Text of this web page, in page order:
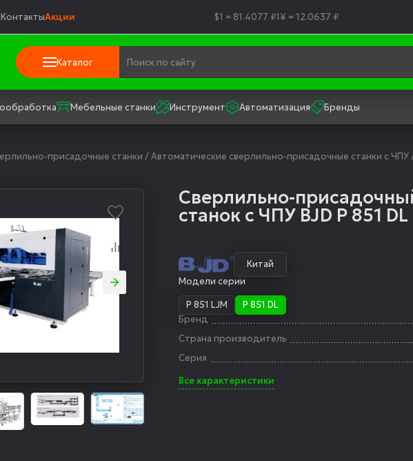
КонтактыАкции $1 = 81.4077 ₽1¥ = 12.0637 ₽
Каталог
Мебельные станки Инструмент Автоматизация Бренды
присадочные станки /Автоматические сверлильно-присадочные станки с ЧПУ
Сверлильно-
станок с ЧПУ BJD P 851 DL
Китай
Модели серии
P 851 LJM
P 851 DL
Бренд
Страна производитель
Серия
Все характеристики